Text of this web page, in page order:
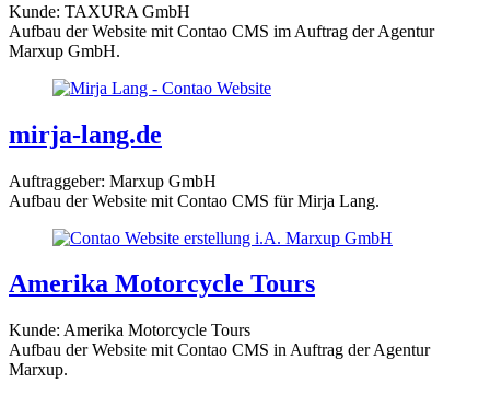
Kunde: TAXURA GmbH
Aufbau der Website mit Contao CMS im Auftrag der Agentur
Marxup GmbH.
mirja-lang.de
Auftraggeber: Marxup GmbH
Aufbau der Website mit Contao CMS für Mirja Lang.
Amerika Motorcycle Tours
Kunde: Amerika Motorcycle Tours
Aufbau der Website mit Contao CMS in Auftrag der Agentur
Marxup.